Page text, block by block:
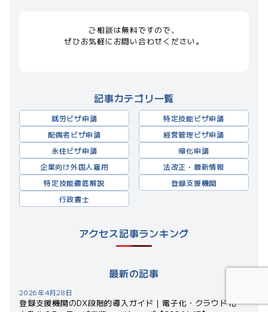
ご相談は無料ですので、
ぜひお気軽にお問い合わせください。
記事カテゴリ一覧
就労ビザ申請
特定技能ビザ申請
配偶者ビザ申請
経営管理ビザ申請
永住ビザ申請
帰化申請
企業向け外国人雇用
法改正・最新情報
特定技能徹底解説
登録支援機関
行政書士
アクセス記事ランキング
最新の記事
登録支援機関のDX段階的導入ガイド｜電子化・クラウド化・
2026年4月28日